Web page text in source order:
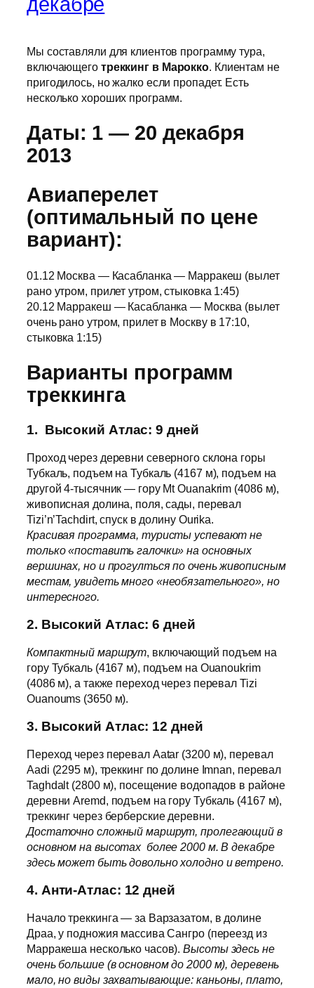
Мы составляли для клиентов программу тура,
включающего треккинг в Марокко. Клиентам не
пригодилось, но жалко если пропадет. Есть
несколько хороших программ.
Даты: 1 — 20 декабря
2013
Авиаперелет
(оптимальный по цене
вариант):
01.12 Москва — Касабланка — Марракеш (вылет
рано утром, прилет утром, стыковка 1:45)
20.12 Марракеш — Касабланка — Москва (вылет
очень рано утром, прилет в Москву в 17:10,
стыковка 1:15)
Варианты программ
треккинга
1. Высокий Атлас: 9 дней
Проход через деревни северного склона горы
Тубкаль, подъем на Тубкаль (4167 м), подъем на
другой 4-тысячник — гору Mt Ouanakrim (4086 м),
живописная долина, поля, сады, перевал
Tizi’n’Tachdirt, спуск в долину Ourika.
Красивая программа, туристы успевают не
только «поставить галочки» на основных
вершинах, но и прогулться по очень живописным
местам, увидеть много «необязательного», но
интересного.
2. Высокий Атлас: 6 дней
Компактный маршрут, включающий подъем на
гору Тубкаль (4167 м), подъем на Ouanoukrim
(4086 м), а также переход через перевал Tizi
Ouanoums (3650 м).
3. Высокий Атлас: 12 дней
Переход через перевал Aatar (3200 м), перевал
Aadi (2295 м), треккинг по долине Imnan, перевал
Taghdalt (2800 м), посещение водопадов в районе
деревни Aremd, подъем на гору Тубкаль (4167 м),
треккинг через берберские деревни.
Достаточно сложный маршрут, пролегающий в
основном на высотах более 2000 м. В декабре
здесь может быть довольно холодно и ветрено.
4. Анти-Атлас: 12 дней
Начало треккинга — за Варзазатом, в долине
Драа, у подножия массива Сангро (переезд из
Марракеша несколько часов).Высоты здесь не
очень большие (в основном до 2000 м), деревень
мало, но виды захватывающие: каньоны, плато,